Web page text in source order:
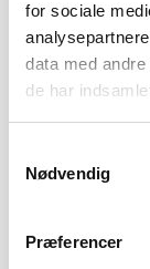
for sociale
data med
de har
Nødvendig
Præferencer